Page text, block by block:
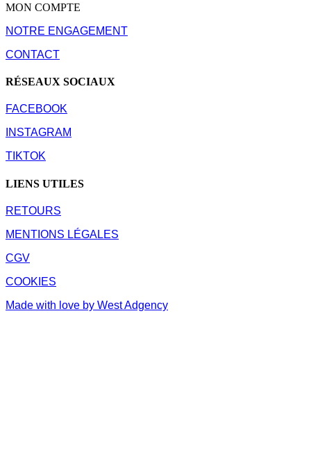
MON COMPTE
NOTRE ENGAGEMENT
CONTACT
RÉSEAUX SOCIAUX
FACEBOOK
INSTAGRAM
TIKTOK
LIENS UTILES
RETOURS
MENTIONS LÉGALES
CGV
COOKIES
Made with love by West Adgency